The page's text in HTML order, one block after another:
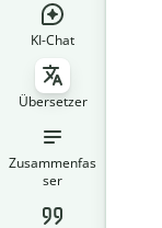
KI-Chat
Übersetzer
Zusammenfas
ser